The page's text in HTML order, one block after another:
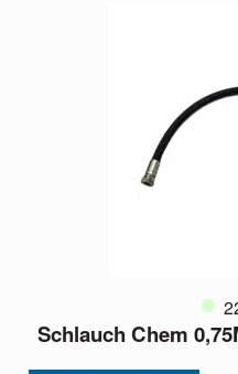
Schlauch Chem